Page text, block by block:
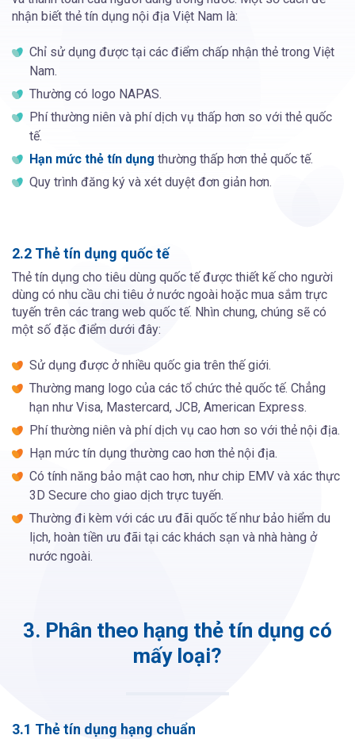
nhận biết thẻ tín dụng nội địa Việt Nam là:
Chỉ sử dụng được tại các điểm chấp nhận thẻ trong Việt
Nam.
Thường có logo NAPAS.
Phí thường niên và phí dịch vụ thấp hơn so với thẻ quốc
tế.
Hạn mức thẻ tín dụng thường thấp hơn thẻ quốc tế.
Quy trình đăng ký và xét duyệt đơn giản hơn.
2.2 Thẻ tín dụng quốc tế
Thẻ tín dụng cho tiêu dùng quốc tế được thiết kế cho người
dùng có nhu cầu chi tiêu ở nước ngoài hoặc mua sắm trực
tuyến trên các trang web quốc tế. Nhìn chung, chúng sẽ có
một số đặc điểm dưới đây:
Sử dụng được ở nhiều quốc gia trên thế giới.
Thường mang logo của các tổ chức thẻ quốc tế. Chẳng
hạn như Visa, Mastercard, JCB, American Express.
Phí thường niên và phí dịch vụ cao hơn so với thẻ nội địa.
Hạn mức tín dụng thường cao hơn thẻ nội địa.
Có tính năng bảo mật cao hơn, như chip EMV và xác thực
3D Secure cho giao dịch trực tuyến.
Thường đi kèm với các ưu đãi quốc tế như bảo hiểm du
lịch, hoàn tiền ưu đãi tại các khách sạn và nhà hàng ở
nước ngoài.
3. Phân theo hạng thẻ tín dụng có
mấy loại?
3.1 Thẻ tín dụng hạng chuẩn